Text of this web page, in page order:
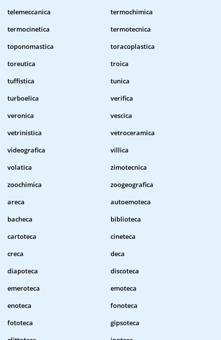
telemeccanica
termochimica
termocinetica
termotecnica
toponomastica
toracoplastica
toreutica
troica
tuffistica
tunica
turboelica
verifica
veronica
vescica
vetrinistica
vetroceramica
videografica
villica
volatica
zimotecnica
zoochimica
zoogeografica
areca
autoemoteca
bacheca
biblioteca
cartoteca
cineteca
creca
deca
diapoteca
discoteca
emeroteca
emoteca
enoteca
fonoteca
fototeca
gipsoteca